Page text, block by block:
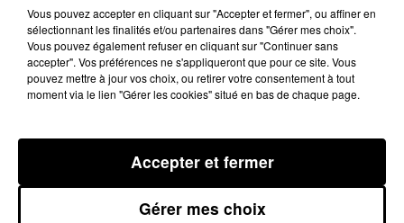
24 novembre 2023 - 1 min 13 sec
L'AGENDA DU COMMINGES DU 24/11/2023 À
07H49
L'AGENDA DU COMMINGES
Vous pouvez accepter en cliquant sur "Accepter et fermer", ou affiner en
sélectionnant les finalités et/ou partenaires dans "Gérer mes choix".
Vous pouvez également refuser en cliquant sur "Continuer sans
accepter". Vos préférences ne s'appliqueront que pour ce site. Vous
pouvez mettre à jour vos choix, ou retirer votre consentement à tout
moment via le lien "Gérer les cookies" situé en bas de chaque page.
Gérer mes choix
Accepter et fermer